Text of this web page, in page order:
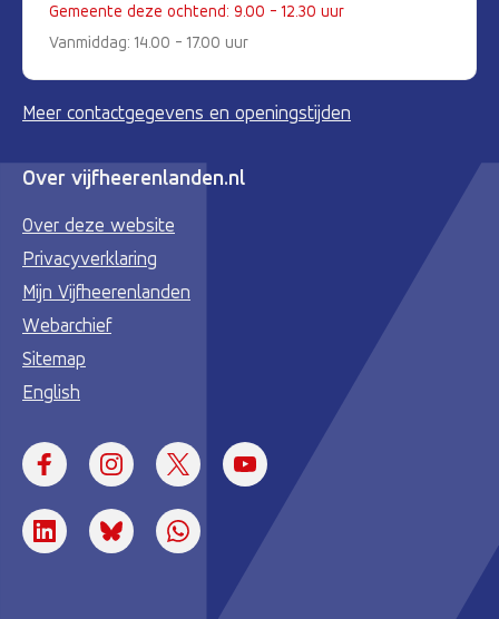
Gemeente deze ochtend: 9.00 - 12.30 uur
Vanmiddag: 14.00 - 17.00 uur
Meer contactgegevens en openingstijden
Over vijfheerenlanden.nl
Over deze website
Privacyverklaring
Mijn Vijfheerenlanden
Webarchief
Sitemap
English